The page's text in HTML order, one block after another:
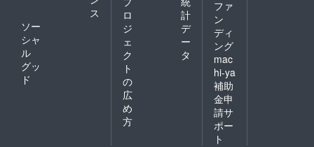
ス
ソー
シャ
ル
グッ
ド
ロ
ジ
ェ
ク
ト
の
広
め
方
計
デ
ー
タ
ファ
ン
ディ
ング
mac
hi-ya
補助
金申
請サ
ポー
ト